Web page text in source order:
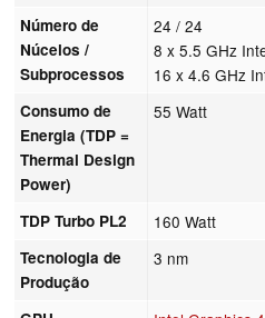
Número de
Núcelos /
Subprocessos
24 / 24
8 x 5.5 GHz
16 x 4.6 GHz
Consumo de
Energia (TDP =
Thermal Design
Power)
55 Watt
TDP Turbo PL2 160 Watt
Tecnologia de
Produção
3 nm